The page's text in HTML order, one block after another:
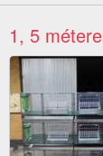
1, 5